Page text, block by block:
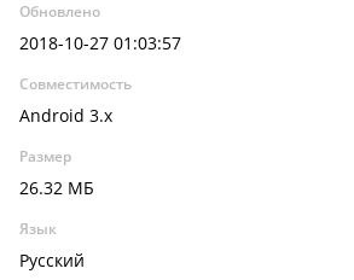
Обновлено
2018-10-27 01:03:57
Совместимость
Android 3.x
Размер
26.32 МБ
Язык
Русский